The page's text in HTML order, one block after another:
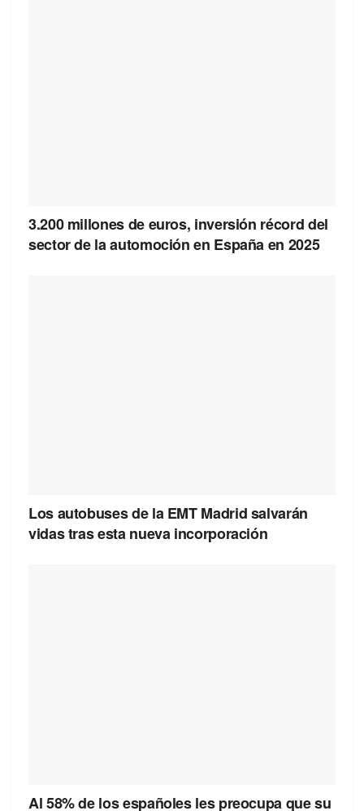
3.200 millones de euros, inversión récord del
sector de la automoción en España en 2025
Los autobuses de la EMT Madrid salvarán
vidas tras esta nueva incorporación
Al 58% de los españoles les preocupa que su